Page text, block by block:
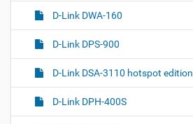
D-Link DWA-160
D-Link DPS-900
D-Link DSA-3110 hotspot edition
D-Link DPH-400S